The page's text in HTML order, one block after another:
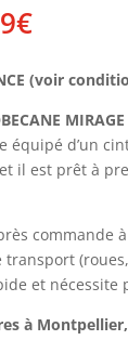
€Plage
de
prix :
à
(voir
MIRAGE
d’un
il est prêt à
commande
et nécessite
à